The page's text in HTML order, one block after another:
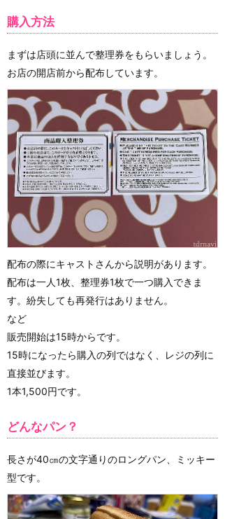
購入方法
まずは店頭に並んで整理券をもらいましょう。
お店の開店前から配布しています。
配布の際にキャストさんから説明があります。
配布は一人1枚、整理券1枚で一つ購入できま
す。紛失しても再発行はありません。
など
販売開始は15時からです。
15時になったら購入の列ではなく、レジの列に
直接並びます。
1本1,500円です。
どんなパン？
長さが40㎝の文字通りのロングパン、ミッキー
型です。